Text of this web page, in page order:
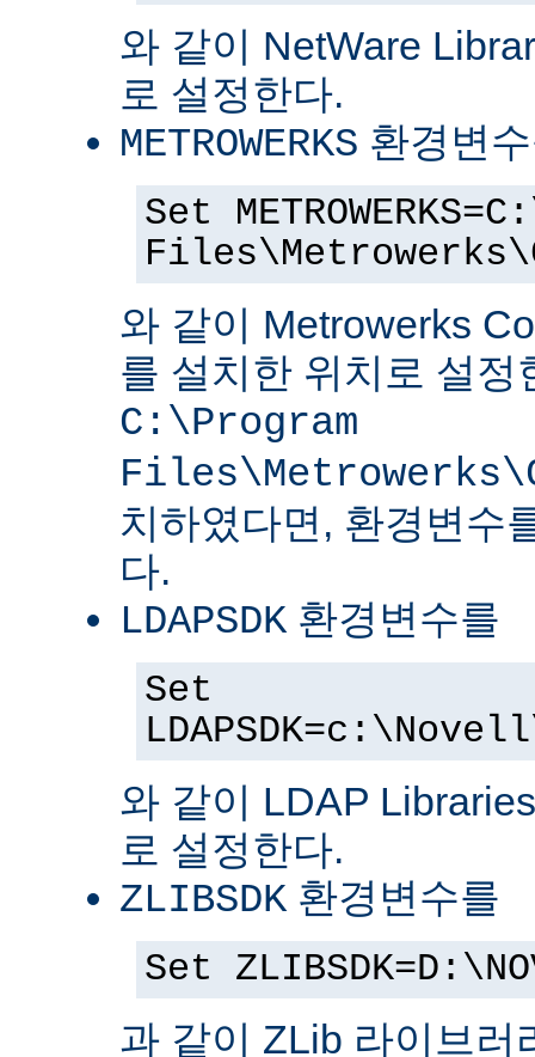
와 같이 NetWare
로 설정한다.
METROWERKS 환경변
Set
와 같이 Metrowerks
를 설치한 위치로 설정
C:\Program
치하였다면, 환경변수
다.
LDAPSDK 환경변수를
Set
와 같이 LDAP
로 설정한다.
ZLIBSDK 환경변수를
Set
과 같이 ZLib 라이브러